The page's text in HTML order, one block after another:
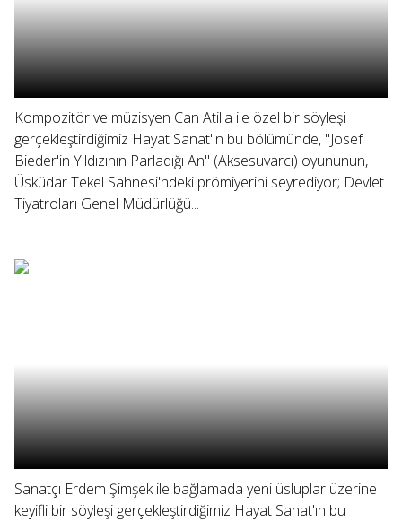
Kompozitör ve müzisyen Can Atilla ile özel bir söyleşi
gerçekleştirdiğimiz Hayat Sanat'ın bu bölümünde, "Josef
Bieder'in Yıldızının Parladığı An" (Aksesuvarcı) oyununun,
Üsküdar Tekel Sahnesi'ndeki prömiyerini seyrediyor; Devlet
Tiyatroları Genel Müdürlüğü...
Sanatçı Erdem Şimşek ile bağlamada yeni üsluplar üzerine
keyifli bir söyleşi gerçekleştirdiğimiz Hayat Sanat'ın bu